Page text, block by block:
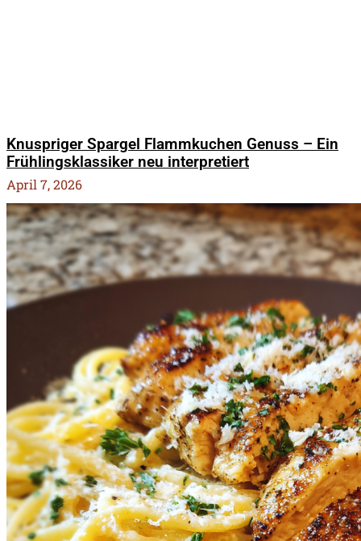
Knuspriger Spargel Flammkuchen Genuss – Ein
Frühlingsklassiker neu interpretiert
April 7, 2026